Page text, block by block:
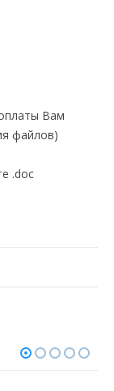
Вам
файлов)
.doc